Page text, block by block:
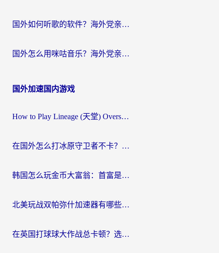
国外如何听歌的软件？海外党亲测有效的回国加速器指南
国外怎么用咪咕音乐？海外党亲测有效的听歌自由指南
国外加速国内游戏
How to Play Lineage (天堂) Overseas? The Ultimate Guide to Choosing the Best Chinese Server Game Accelerator (在国外打天堂加速器)
在国外怎么打冰原守卫者不卡？留学生亲测的国服游戏加速指南
韩国怎么玩金币大富翁：首富是谁？海外党国服游戏加速全攻略
北美玩战双帕弥什加速器有哪些？海外党亲测好用的国服加速指南
在英国打球球大作战总卡顿？选对加速器让你告别延迟（附实测攻略）